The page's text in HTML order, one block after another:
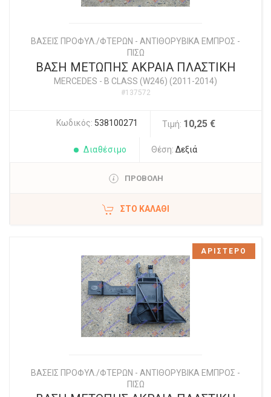
ΒΑΣΕΙΣ ΠΡΟΦΥΛ./ΦΤΕΡΩΝ - ΑΝΤΙΘΟΡΥΒΙΚΑ ΕΜΠΡΟΣ -
ΠΙΣΩ
ΒΑΣΗ ΜΕΤΩΠΗΣ ΑΚΡΑΙΑ ΠΛΑΣΤΙΚΗ
MERCEDES - B CLASS (W246) (2011-2014)
#137572
Κωδικός: 538100271 Τιμή: 10,25 €
Διαθέσιμο Θέση: Δεξιά
ΠΡΟΒΟΛΗ
ΣΤΟ ΚΑΛΆΘΙ
ΒΑΣΕΙΣ ΠΡΟΦΥΛ./ΦΤΕΡΩΝ - ΑΝΤΙΘΟΡΥΒΙΚΑ ΕΜΠΡΟΣ -
ΠΙΣΩ
ΑΡΙΣΤΕΡΟ